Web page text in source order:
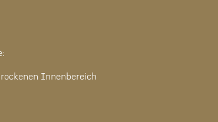
Innenbereich